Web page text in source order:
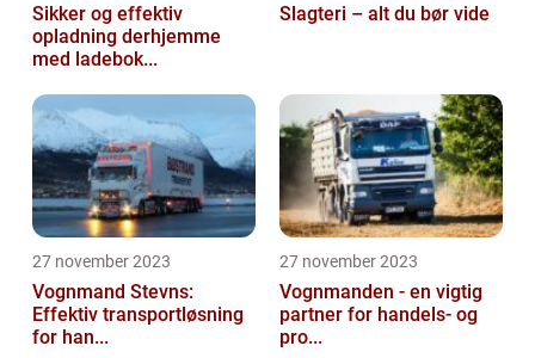
Sikker og effektiv
opladning derhjemme
med ladebok...
Slagteri – alt du bør vide
27 november 2023
Vognmand Stevns:
Effektiv transportløsning
for han...
27 november 2023
Vognmanden - en vigtig
partner for handels- og
pro...